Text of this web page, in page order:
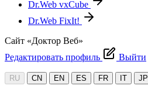
Dr.Web vxCube
Dr.Web FixIt!
Сайт «Доктор Веб»
Редактировать профиль
Выйти
RU CN EN ES FR IT JP